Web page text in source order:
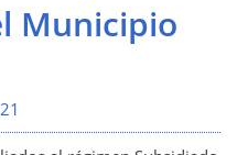
Municipio